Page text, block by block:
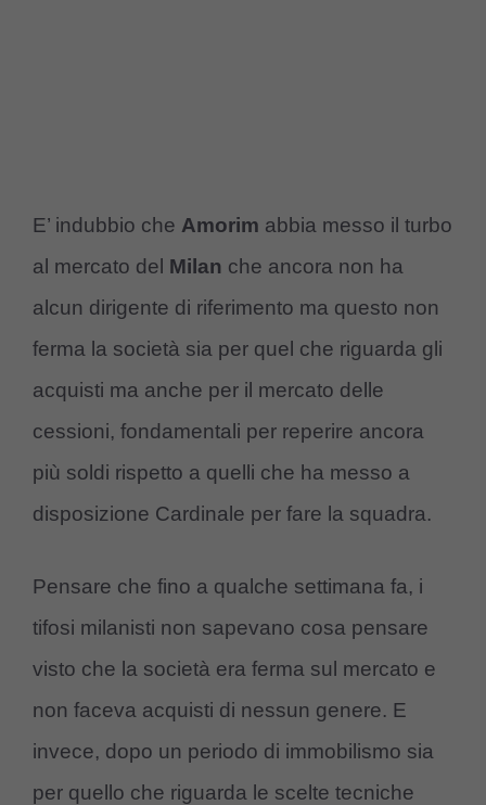
E’ indubbio che Amorim abbia messo il turbo
al mercato del Milan che ancora non ha
alcun dirigente di riferimento ma questo non
ferma la società sia per quel che riguarda gli
acquisti ma anche per il mercato delle
cessioni, fondamentali per reperire ancora
più soldi rispetto a quelli che ha messo a
disposizione Cardinale per fare la squadra.
Pensare che fino a qualche settimana fa, i
tifosi milanisti non sapevano cosa pensare
visto che la società era ferma sul mercato e
non faceva acquisti di nessun genere. E
invece, dopo un periodo di immobilismo sia
per quello che riguarda le scelte tecniche